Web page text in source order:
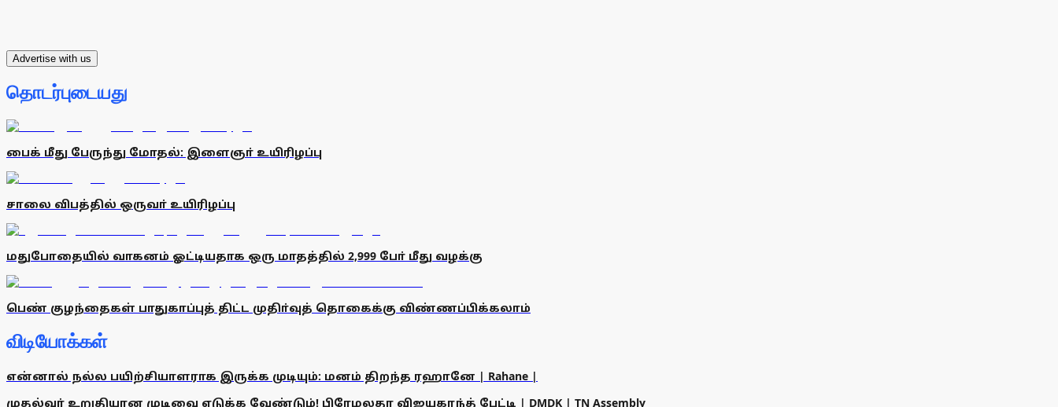
Advertise with us
தொடர்புடையது
பைக் மீது பேருந்து மோதல்: இளைஞா் உயிரிழப்பு
சாலை விபத்தில் ஒருவா் உயிரிழப்பு
மதுபோதையில் வாகனம் ஓட்டியதாக ஒரு மாதத்தில் 2,999 போ் மீது வழக்கு
பெண் குழந்தைகள் பாதுகாப்புத் திட்ட முதிா்வுத் தொகைக்கு விண்ணப்பிக்கலாம்
விடியோக்கள்
என்னால் நல்ல பயிற்சியாளராக இருக்க முடியும்: மனம் திறந்த ரஹானே | Rahane |
முதல்வர் உறுதியான முடிவை எடுக்க வேண்டும்! பிரேமலதா விஜயகாந்த் பேட்டி | DMDK | TN Assembly